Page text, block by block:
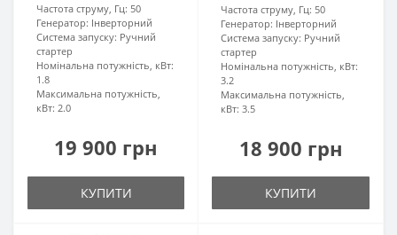
Частота струму, Гц: 50
Генератор: Інверторний
Система запуску: Ручний
стартер
Номінальна потужність, кВт:
1.8
Максимальна потужність,
кВт: 2.0
19 900 грн
КУПИТИ
Частота струму, Гц: 50
Генератор: Інверторний
Система запуску: Ручний
стартер
Номінальна потужність, кВт:
3.2
Максимальна потужність,
кВт: 3.5
18 900 грн
КУПИТИ